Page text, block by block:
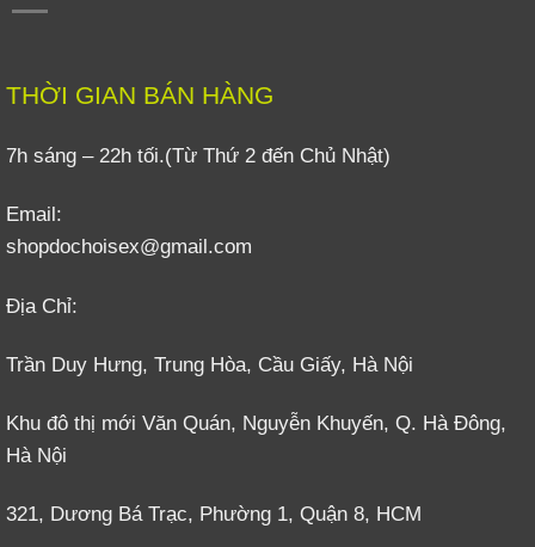
THỜI GIAN BÁN HÀNG
7h sáng – 22h tối.(Từ Thứ 2 đến Chủ Nhật)
Email:
shopdochoisex@gmail.com
Địa Chỉ:
Trần Duy Hưng, Trung Hòa, Cầu Giấy, Hà Nội
Khu đô thị mới Văn Quán, Nguyễn Khuyến, Q. Hà Đông,
Hà Nội
321, Dương Bá Trạc, Phường 1, Quận 8, HCM